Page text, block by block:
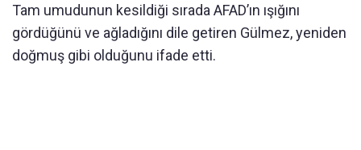
Tam umudunun kesildiği sırada AFAD’ın ışığını
gördüğünü ve ağladığını dile getiren Gülmez, yeniden
doğmuş gibi olduğunu ifade etti.